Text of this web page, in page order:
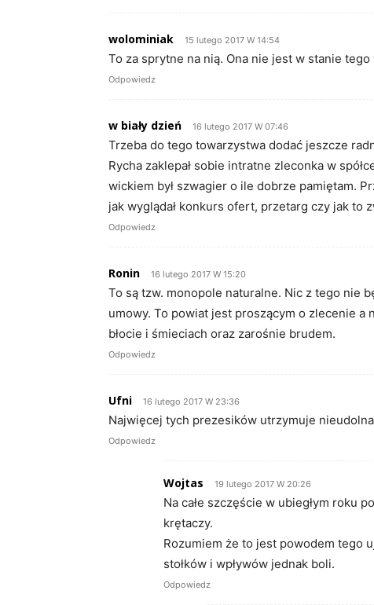
wolominiak 15 lutego 2017 W 14:54
To za sprytne na nią. Ona nie jest w stanie
Odpowiedz
w biały dzień 16 lutego 2017 W 07:46
Trzeba do tego towarzystwa dodać jeszcze
Rycha zaklepał sobie intratne zleconka w
wickiem był szwagier o ile dobrze pamiętam.
jak wyglądał konkurs ofert, przetarg czy jak to
Odpowiedz
Ronin 16 lutego 2017 W 15:20
To są tzw. monopole naturalne. Nic z tego nie
umowy. To powiat jest proszącym o zlecenie
błocie i śmieciach oraz zarośnie brudem.
Odpowiedz
Ufni 16 lutego 2017 W 23:36
Najwięcej tych prezesików utrzymuje
Odpowiedz
Wojtas 19 lutego 2017 W 20:26
Na całe szczęście w ubiegłym roku
krętaczy.
Rozumiem że to jest powodem tego
stołków i wpływów jednak boli.
Odpowiedz